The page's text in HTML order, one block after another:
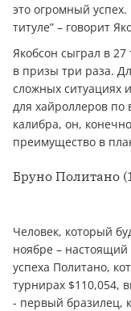
это огромный
титуле” – говорит
Якобсон сыграл в
в призы три раза.
сложных ситуациях
для хайроллеров по
калибра, он,
преимущество в
Бруно Политано
Человек, который
ноябре – настоящий
успеха Политано,
турнирах $110,054,
- первый бразилец,